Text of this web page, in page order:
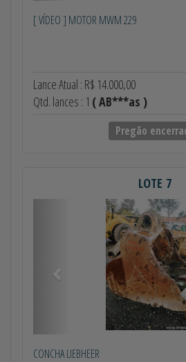
[ VÍDEO ] MOTOR MWM 229
Lance Atual : R$ 14.000,00
Qtd. lances : 1 ( AB***as )
Pregão
LOTE 7
CONCHA LIEBHEER